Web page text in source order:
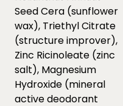
Seed Cera (sunflower
wax), Triethyl Citrate
(structure improver),
Zinc Ricinoleate (zinc
salt), Magnesium
Hydroxide (mineral
active deodorant